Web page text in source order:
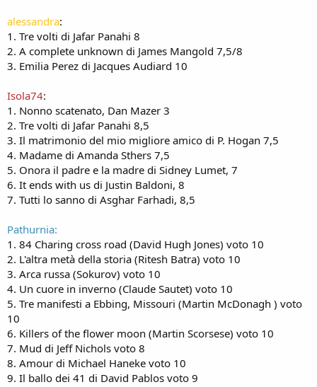
alessandra:
1. Tre volti di Jafar Panahi 8
2. A complete unknown di James Mangold 7,5/8
3. Emilia Perez di Jacques Audiard 10
Isola74:
1. Nonno scatenato, Dan Mazer 3
2. Tre volti di Jafar Panahi 8,5
3. Il matrimonio del mio migliore amico di P. Hogan 7,5
4. Madame di Amanda Sthers 7,5
5. Onora il padre e la madre di Sidney Lumet, 7
6. It ends with us di Justin Baldoni, 8
7. Tutti lo sanno di Asghar Farhadi, 8,5
Pathurnia:
1. 84 Charing cross road (David Hugh Jones) voto 10
2. L'altra metà della storia (Ritesh Batra) voto 10
3. Arca russa (Sokurov) voto 10
4. Un cuore in inverno (Claude Sautet) voto 10
5. Tre manifesti a Ebbing, Missouri (Martin McDonagh ) voto
10
6. Killers of the flower moon (Martin Scorsese) voto 10
7. Mud di Jeff Nichols voto 8
8. Amour di Michael Haneke voto 10
9. Il ballo dei 41 di David Pablos voto 9